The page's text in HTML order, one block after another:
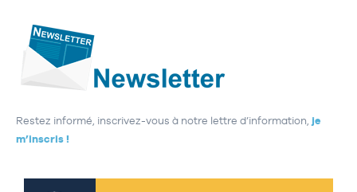
Restez informé, inscrivez-vous à notre lettre d’information, je
m’inscris !